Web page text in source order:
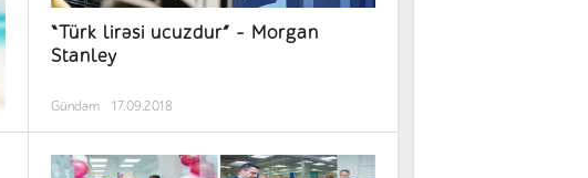
“Türk lirəsi ucuzdur” – Morgan
Stanley
Gündəm 17.09.2018